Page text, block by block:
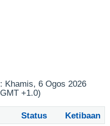
: Khamis, 6 Ogos 2026
+1.0)
Status Ketibaan